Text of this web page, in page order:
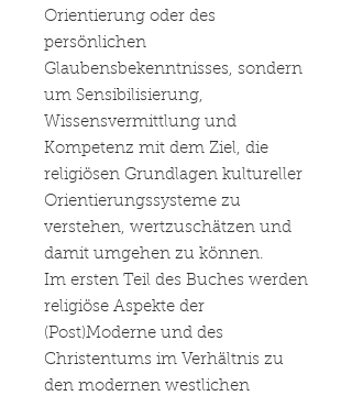
Orientierung oder des
persönlichen
Glaubensbekenntnisses, sondern
um Sensibilisierung,
Wissensvermittlung und
Kompetenz mit dem Ziel, die
religiösen Grundlagen kultureller
Orientierungssysteme zu
verstehen, wertzuschätzen und
damit umgehen zu können.
Im ersten Teil des Buches werden
religiöse Aspekte der
(Post)Moderne und des
Christentums im Verhältnis zu
den modernen westlichen